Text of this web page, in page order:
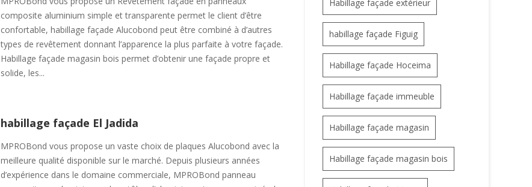
composite aluminium simple et transparente permet le client d’être
confortable, habillage façade Alucobond peut être combiné à d’autres
types de revêtement donnant l’apparence la plus parfaite à votre façade.
Habillage façade magasin bois permet d’obtenir une façade propre et
solide, les...
habillage façade El Jadida
MPROBond vous propose un vaste choix de plaques Alucobond avec la
meilleure qualité disponible sur le marché. Depuis plusieurs années
d’expérience dans le domaine commerciale, MPROBond panneau
Habillage façade extérieur
habillage façade Figuig
Habillage façade Hoceima
Habillage façade immeuble
Habillage façade magasin
Habillage façade magasin bois